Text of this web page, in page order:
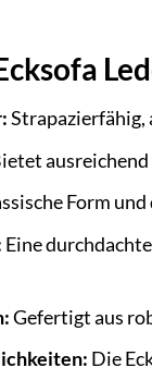
Strapazierfähig,
Form
Eine
Gefertigt aus
Die